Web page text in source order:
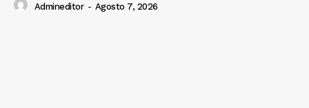
Admineditor - Agosto 7, 2026